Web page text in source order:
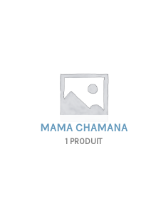
MAMA CHAMANA
1 PRODUIT